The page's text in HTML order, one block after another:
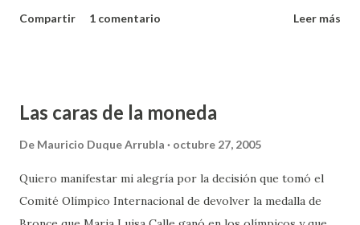
nos lo muestran. Un círculo vicioso perverso en el que casi
gente se va acostumbrando a oír o ver un determinado tipo
de expresión artística, lo va asimilando como lo conocido y
mayor de los prejuicios. Si no suena masivamente debe ser
jarto. No escribo este artículo en el plano del intelectual
Compartir 1 comentario Leer más
Las caras de la moneda
De Mauricio Duque Arrubla octubre 27, 2005
Quiero manifestar mi alegría por la decisión que tomó el
Comité Olímpico Internacional de devolver la medalla de